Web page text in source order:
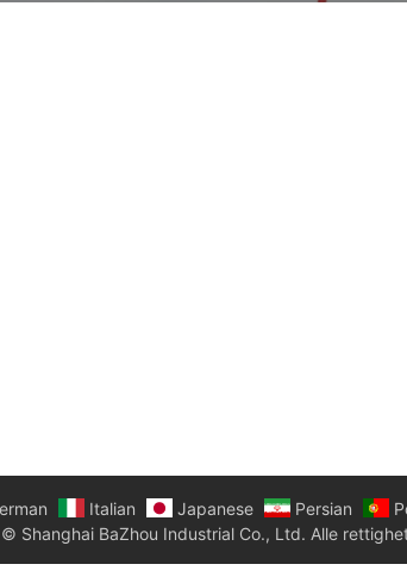
Italian Japanese Persian
Shanghai BaZhou Industrial Co., Ltd. Alle